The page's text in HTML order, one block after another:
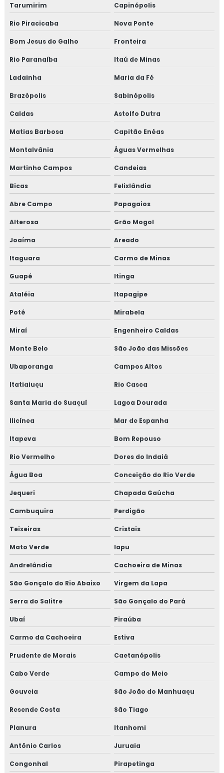
Treinamento em migração da norma GMP+ 2020
Treinamento em migração para versão 6.0 da norma
FSSC 22000
Treinamento em norma brc
Treinamento em norma FSSC 22000
sólidos
Treinamento em política da qualidade
Treinamento em processos e elaboração de relatório de
auditoria
Treinamento em programa 5s
Treinamento em rastreabilidade e recall
Treinamento em reciclagem auditores internos iso9001
Treinamento em reciclagem equipe HACCP
Treinamento em reciclagem sobre segurança dos
alimentos
Treinamento em revisão norma FSSC 22000
Treinamento em rotinas administrativas de assuntos
regulatórios
Treinamento em rotulagem de alimentos
Treinamento em sensibilização de bpf
Treinamento em sensibilização programa 5s
Treinamento em sistema de gestão halal
Treinamento em transporte de feed materials
Treinamento em tratamento de não conformidades
Treinamento em tratamento de não conformidades e
causas raiz
Tarumirim Capinópolis
Rio Piracicaba Nova Ponte
Bom Jesus do Galho Fronteira
Rio Paranaíba Itaú de Minas
Ladainha Maria da Fé
Brazópolis Sabinópolis
Caldas Astolfo Dutra
Matias Barbosa Capitão Enéas
Montalvânia Águas Vermelhas
Martinho Campos Candeias
Bicas Felixlândia
Abre Campo Papagaios
Alterosa Grão Mogol
Joaíma Areado
Itaguara Carmo de Minas
Guapé Itinga
Ataléia Itapagipe
Poté Mirabela
Miraí Engenheiro Caldas
Monte Belo São João das Missões
Ubaporanga Campos Altos
Itatiaiuçu Rio Casca
Santa Maria do Suaçuí Lagoa Dourada
Ilicínea Mar de Espanha
Itapeva Bom Repouso
Rio Vermelho Dores do Indaiá
Água Boa Conceição do Rio Verde
Jequeri Chapada Gaúcha
Cambuquira Perdigão
Teixeiras Cristais
Mato Verde Iapu
Andrelândia Cachoeira de Minas
São Gonçalo do Rio Abaixo Virgem da Lapa
Serra do Salitre São Gonçalo do Pará
Ubaí Piraúba
Carmo da Cachoeira Estiva
Prudente de Morais Caetanópolis
Cabo Verde Campo do Meio
Gouveia São João do Manhuaçu
Resende Costa São Tiago
Planura Itanhomi
Antônio Carlos Juruaia
Congonhal Pirapetinga